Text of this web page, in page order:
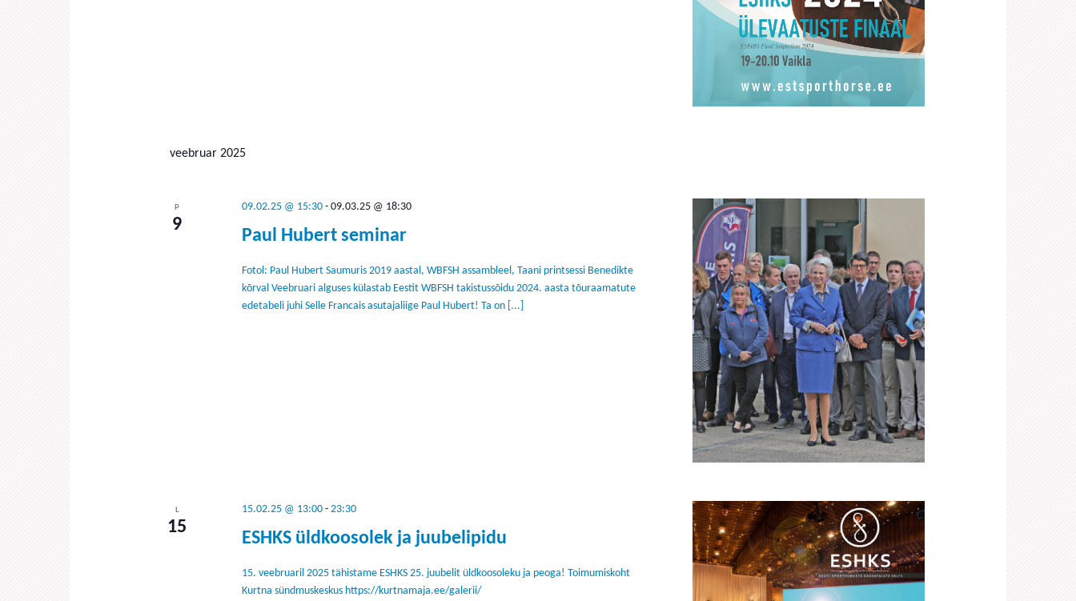
veebruar 2025
P
9
Paul Hubert seminar
09.02.25 @ 15:30- 09.03.25 @ 18:30
Fotol: Paul Hubert Saumuris 2019 aastal, WBFSH assambleel, Taani printsessi Benedikte
kõrval Veebruari alguses külastab Eestit WBFSH takistussõidu 2024. aasta tõuraamatute
edetabeli juhi Selle Francais asutajaliige Paul Hubert! Ta on [...]
L
15
ESHKS üldkoosolek ja juubelipidu
15.02.25 @ 13:00- 23:30
15. veebruaril 2025 tähistame ESHKS 25. juubelit üldkoosoleku ja peoga! Toimumiskoht
Kurtna sündmuskeskus https://kurtnamaja.ee/galerii/